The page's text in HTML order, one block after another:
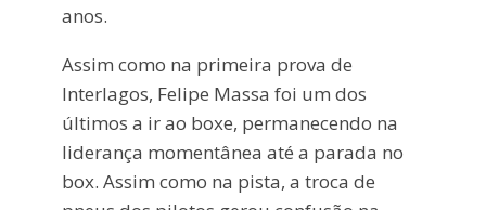
anos.
Assim como na primeira prova de
Interlagos, Felipe Massa foi um dos
últimos a ir ao boxe, permanecendo na
liderança momentânea até a parada no
box. Assim como na pista, a troca de